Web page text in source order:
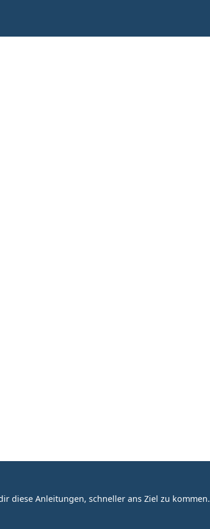
diese Anleitungen, schneller ans Ziel zu kommen.